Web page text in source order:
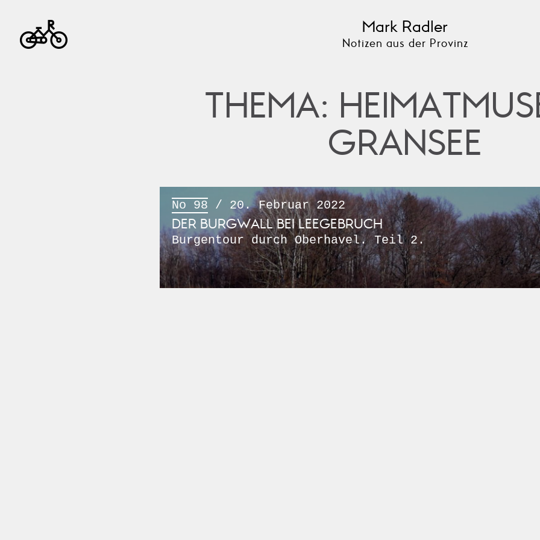
Mark Radler
Notizen aus der Provinz
THEMA:
GRANSEE
No 98 / 20. Februar 2022
DER BURGWALL BEI LEEGEBRUCH
Burgentour durch Oberhavel. Teil 2.